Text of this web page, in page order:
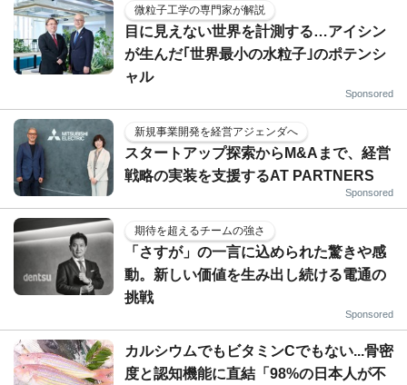
微粒子工学の専門家が解説
目に見えない世界を計測する…アイシン
が生んだ｢世界最小の水粒子｣のポテンシ
ャル
Sponsored
新規事業開発を経営アジェンダへ
スタートアップ探索からM&Aまで、経営
戦略の実装を支援するAT PARTNERS
Sponsored
期待を超えるチームの強さ
「さすが」の一言に込められた驚きや感
動。新しい価値を生み出し続ける電通の
挑戦
Sponsored
カルシウムでもビタミンCでもない...骨密
度と認知機能に直結「98%の日本人が不